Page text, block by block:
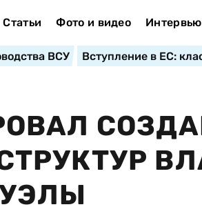
Статьи Фото и видео Интервью
ВСУ Вступление в ЕС: